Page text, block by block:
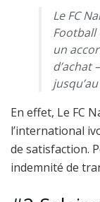
Le FC
Football
un
d’achat
En effet, Le FC
l’international
de satisfaction.
indemnité de